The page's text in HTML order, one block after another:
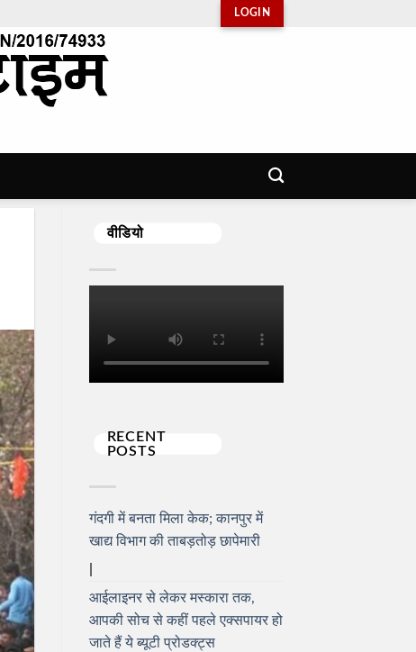
LOGIN
वीडियो
RECENT
POSTS
गंदगी में बनता मिला केक; कानपुर में
खाद्य विभाग की ताबड़तोड़ छापेमारी
आईलाइनर से लेकर मस्कारा तक,
आपकी सोच से कहीं पहले एक्सपायर हो
जाते हैं ये ब्यूटी प्रोडक्ट्स